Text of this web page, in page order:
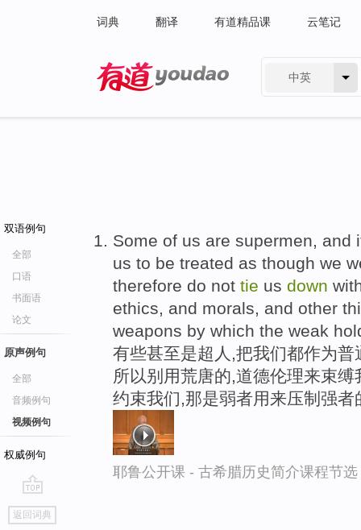
词典 翻译 有道精品课 云笔记
中英
双语例句
全部
口语
书面语
论文
原声例句
全部
音频例句
视频例句
权威例句
go
top
返回词典
Some of us are supermen, and
us to be treated as though we
therefore do not tie us down
ethics, and morals, and other
weapons by which the weak
有些甚至是超人,把我们都作为
所以别用荒唐的,道德伦理来束
约束我们,那是弱者用来压制强者
耶鲁公开课 - 古希腊历史简介课程节选